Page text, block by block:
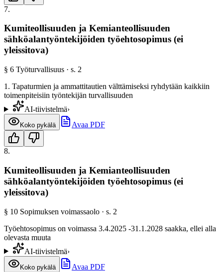
7.
Kumiteollisuuden ja Kemianteollisuuden
sähköalantyöntekijöiden työehtosopimus (ei
yleissitova)
§ 6 Työturvallisuus · s. 2
1. Tapaturmien ja ammattitautien välttämiseksi ryhdytään kaikkiin
toimenpiteisiin työntekijän turvallisuuden
AI-tiivistelmä›
Koko pykälä Avaa PDF
8.
Kumiteollisuuden ja Kemianteollisuuden
sähköalantyöntekijöiden työehtosopimus (ei
yleissitova)
§ 10 Sopimuksen voimassaolo · s. 2
Työehtosopimus on voimassa 3.4.2025 -31.1.2028 saakka, ellei alla
olevasta muuta
AI-tiivistelmä›
Koko pykälä Avaa PDF